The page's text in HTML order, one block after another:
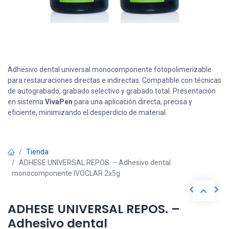
Adhesivo dental universal monocomponente fotopolimerizable
para restauraciones directas e indirectas. Compatible con técnicas
de autograbado, grabado selectivo y grabado total. Presentación
en sistema VivaPen para una aplicación directa, precisa y
eficiente, minimizando el desperdicio de material.
Tienda
ADHESE UNIVERSAL REPOS. – Adhesivo dental
monocomponente IVOCLAR 2x5g
ADHESE UNIVERSAL REPOS. –
Adhesivo dental